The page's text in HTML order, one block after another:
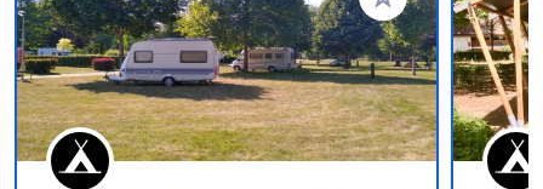
Voeg toe aan je